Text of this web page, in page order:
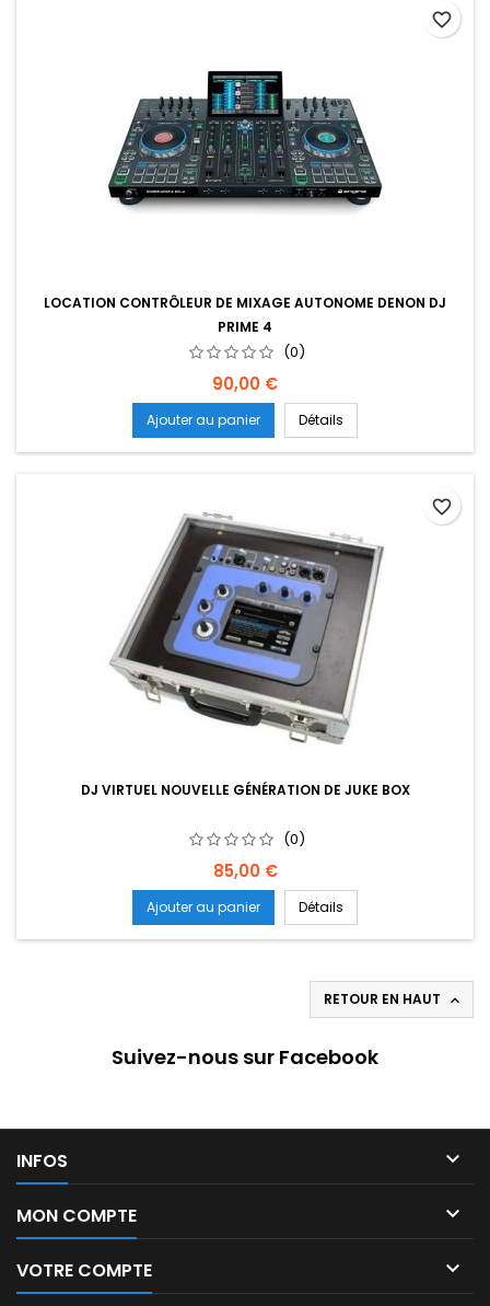
LOCATION CONTRÔLEUR DE MIXAGE AUTONOME DENON DJ
PRIME 4
(0)
Prix
90,00 €
Ajouter au panier Détails
favorite_border
DJ VIRTUEL NOUVELLE GÉNÉRATION DE JUKE BOX
(0)
Prix
85,00 €
Ajouter au panier Détails
favorite_border
RETOUR EN HAUT 
Suivez-nous sur Facebook
INFOS 
MON COMPTE 
VOTRE COMPTE 